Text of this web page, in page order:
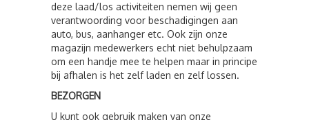
deze laad/los activiteiten nemen wij geen
verantwoording voor beschadigingen aan
auto, bus, aanhanger etc. Ook zijn onze
magazijn medewerkers echt niet behulpzaam
om een handje mee te helpen maar in principe
bij afhalen is het zelf laden en zelf lossen.
BEZORGEN
U kunt ook gebruik maken van onze